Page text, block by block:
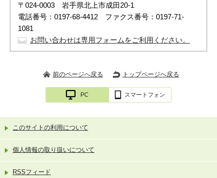
〒024-0003 岩手県北上市成田20-1
電話番号：0197-68-4412 ファクス番号：0197-71-
1081
お問い合わせは専用フォームをご利用ください。
前のページへ戻る トップページへ戻る
PC スマートフォン
このサイトの利用について
個人情報の取り扱いについて
RSSフィード